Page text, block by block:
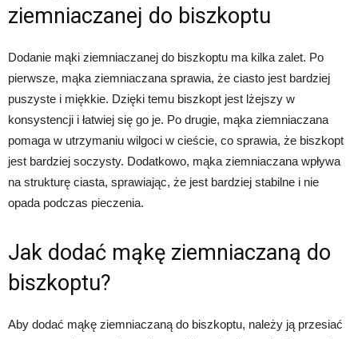
ziemniaczanej do biszkoptu
Dodanie mąki ziemniaczanej do biszkoptu ma kilka zalet. Po
pierwsze, mąka ziemniaczana sprawia, że ciasto jest bardziej
puszyste i miękkie. Dzięki temu biszkopt jest lżejszy w
konsystencji i łatwiej się go je. Po drugie, mąka ziemniaczana
pomaga w utrzymaniu wilgoci w cieście, co sprawia, że biszkopt
jest bardziej soczysty. Dodatkowo, mąka ziemniaczana wpływa
na strukturę ciasta, sprawiając, że jest bardziej stabilne i nie
opada podczas pieczenia.
Jak dodać mąkę ziemniaczaną do
biszkoptu?
Aby dodać mąkę ziemniaczaną do biszkoptu, należy ją przesiać